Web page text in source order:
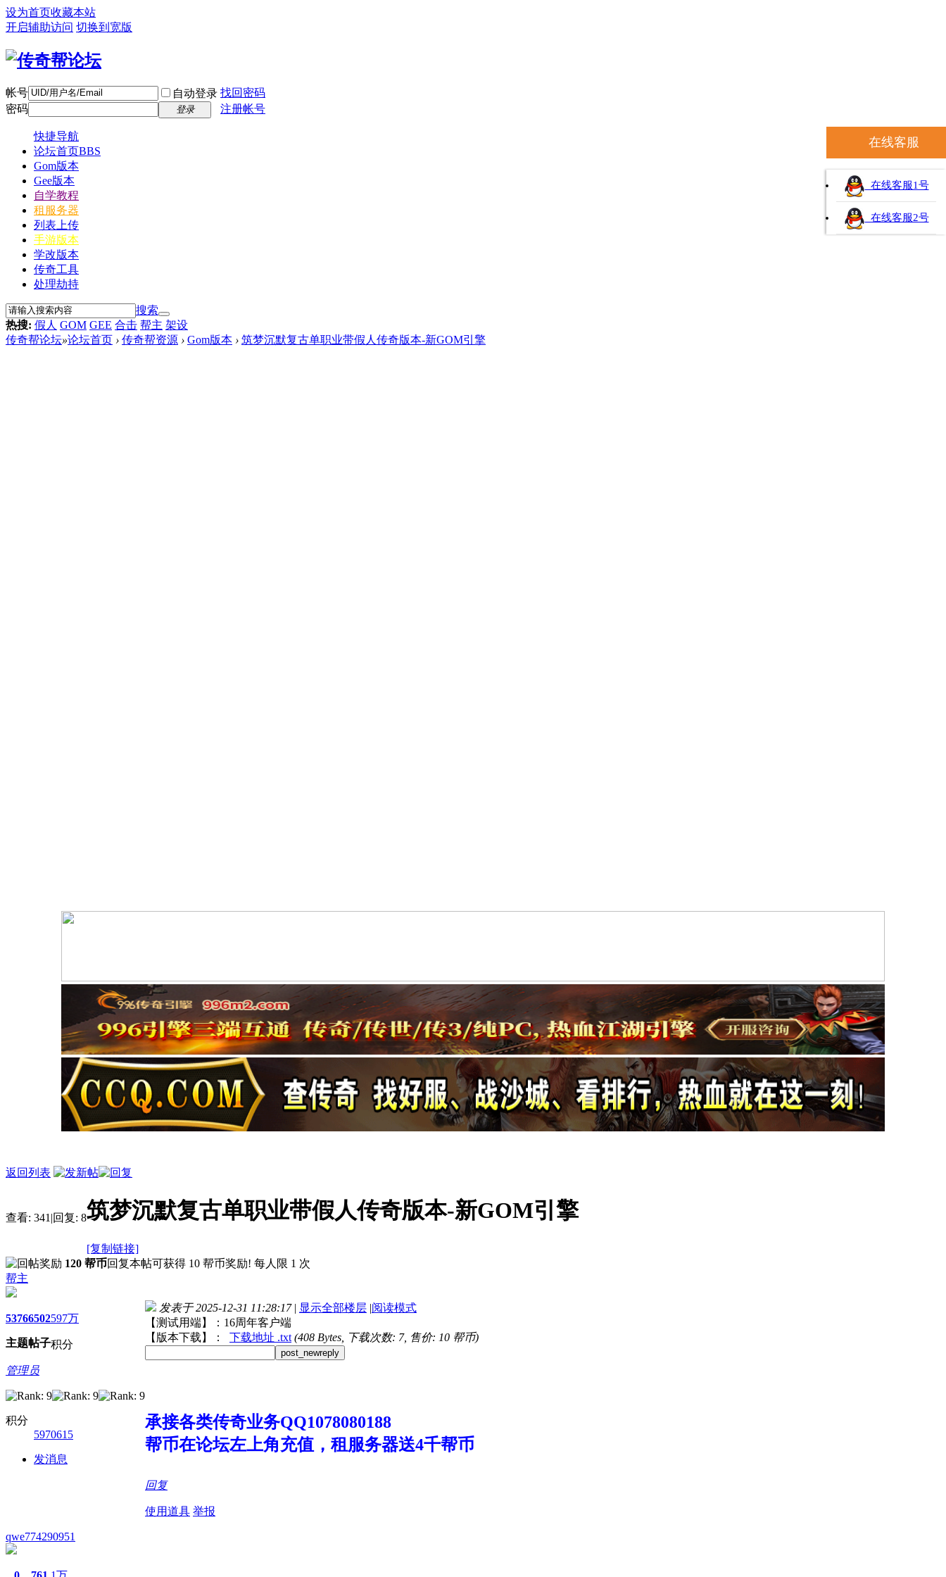
设为首页收藏本站
开启辅助访问 切换到宽版
帐号 自动登录 找回密码
密码
登录 注册帐号
快捷导航
论坛首页BBS
Gom版本
Gee版本
自学教程
租服务器
列表上传
手游版本
学改版本
传奇工具
处理劫持
搜索
热搜: 假人 GOM GEE 合击 帮主 架设
传奇帮论坛»论坛首页 › 传奇帮资源 › Gom版本 › 筑梦沉默复古单职业带假人传奇版本-新GOM引擎
在线客服
在线客服1号
在线客服2号
返回列表
查看: 341 |回复: 8筑梦沉默复古单职业带假人传奇版本-新GOM引擎
[复制链接]
120 帮币回复本帖可获得 10 帮币奖励! 每人限 1 次
帮主
5376
主题
6502
帖子
597万
积分
管理员
积分
5970615
发消息
发表于 2025-12-31 11:28:17 | 显示全部楼层 |阅读模式
【测试用端】：16周年客户端
【版本下载】：
下载地址 .txt (408 Bytes, 下载次数: 7, 售价: 10 帮币)
post_newreply
承接各类传奇业务QQ1078080188
帮币在论坛左上角充值，租服务器送4千帮币
回复
使用道具 举报
qwe774290951